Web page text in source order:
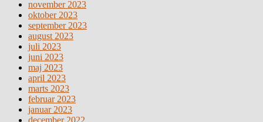
november 2023
oktober 2023
september 2023
august 2023
juli 2023
juni 2023
maj 2023
april 2023
marts 2023
februar 2023
januar 2023
december 2022